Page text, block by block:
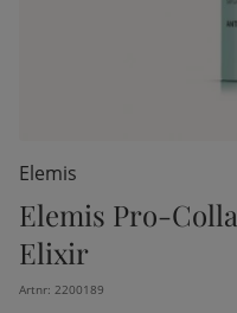
Elemis
Elemis Pro-
Elixir
Artnr: 2200189